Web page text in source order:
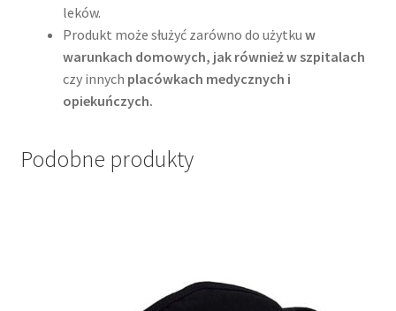
leków.
Produkt może służyć zarówno do użytku w
warunkach domowych, jak również w szpitalach
czy innych placówkach medycznych i
opiekuńczych.
Podobne produkty